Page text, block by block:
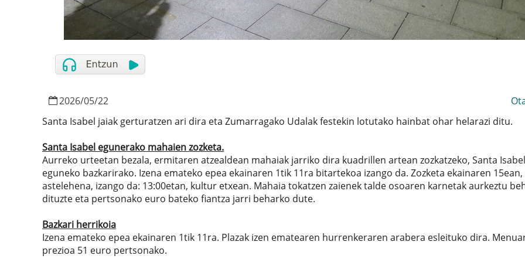
2026/05/22
Santa Isabel jaiak gerturatzen ari dira eta Zumarragako Udalak festekin lotutako hainbat ohar helarazi ditu.
Santa Isabel egunerako mahaien zozketa.
Aurreko urteetan bezala, ermitaren atzealdean mahaiak jarriko dira kuadrillen artean zozkatzeko, Santa Isabel
eguneko bazkarirako. Izena emateko epea ekainaren 1tik 11ra bitartekoa izango da. Zozketa ekainaren 15ean,
astelehena, izango da: 13:00etan, kultur etxean. Mahaia tokatzen zaienek talde osoaren karnetak aurkeztu
dituzte eta pertsonako euro bateko fiantza jarri beharko dute.
Bazkari herrikoia
Izena emateko epea ekainaren 1tik 11ra. Plazak izen ematearen hurrenkeraren arabera esleituko dira.
prezioa 51 euro pertsonako.